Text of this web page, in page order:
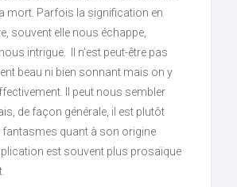
mort. Parfois la signification en
souvent elle nous échappe,
intrigue. Il n’est peut-être pas
beau ni bien sonnant mais on y
Il peut nous sembler
de façon générale, il est plutôt
fantasmes quant à son origine
est souvent plus prosaïque